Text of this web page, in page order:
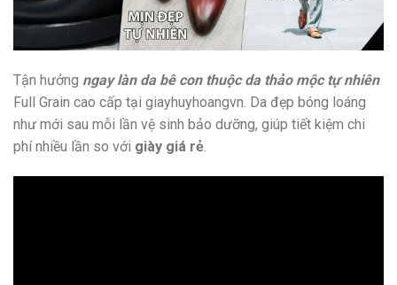
Tận hưởng ngay làn da bê con thuộc da thảo mộc tự nhiên
Full Grain cao cấp tại giayhuyhoangvn. Da đẹp bóng loáng
như mới sau mỗi lần vệ sinh bảo dưỡng, giúp tiết kiệm chi
phí nhiều lần so với giày giá rẻ.